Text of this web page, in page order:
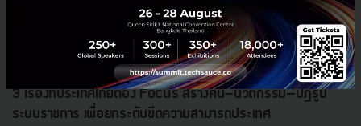
3 เรื่องที่ประเทศไทยต้อง Focus สร้างคน–นวัตกรรม–ปฏิรูป
ระบบราชการ เพื่อยกระดับขีดความสามารถประเทศ